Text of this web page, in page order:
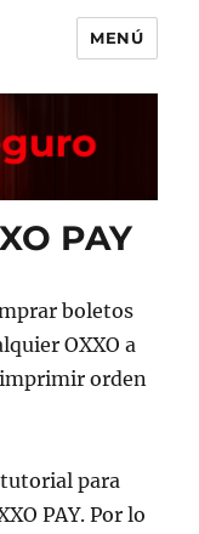
MENÚ
PAY
boletos
OXXO a
orden
para
PAY. Por lo